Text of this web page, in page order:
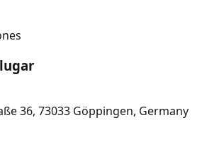
36, 73033 Göppingen, Germany